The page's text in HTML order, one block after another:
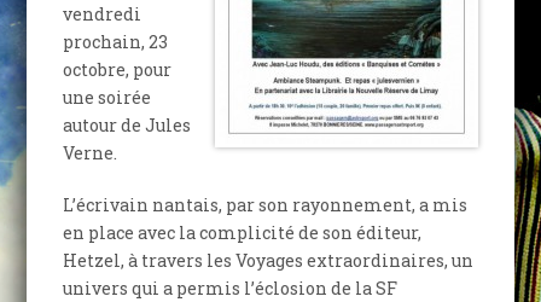
vendredi
prochain, 23
octobre, pour
une soirée
autour de Jules
Verne.
L’écrivain nantais, par son rayonnement, a mis
en place avec la complicité de son éditeur,
Hetzel, à travers les Voyages extraordinaires, un
univers qui a permis l’éclosion de la SF